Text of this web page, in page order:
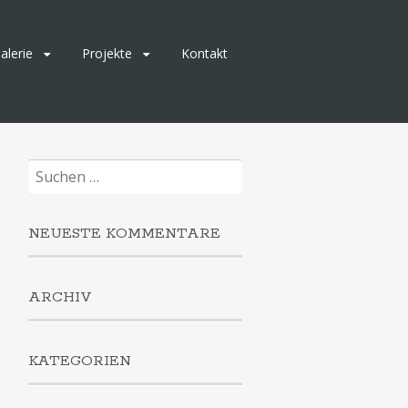
Projekte Kontakt
Suchen
nach:
NEUESTE KOMMENTARE
ARCHIV
KATEGORIEN